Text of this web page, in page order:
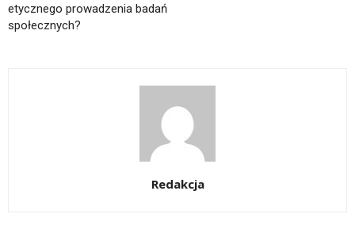
etycznego prowadzenia badań
społecznych?
Redakcja